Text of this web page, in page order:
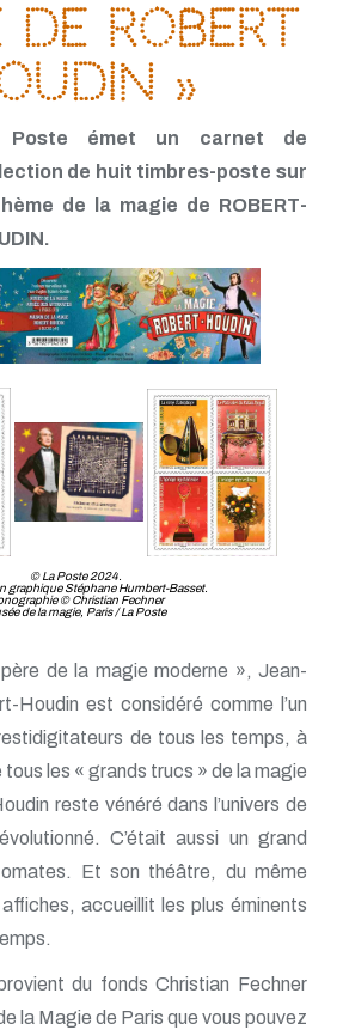
de Robert
»
Poste émet un carnet de
de huit timbres-poste sur
de la magie de ROBERT-
© La Poste 2024.
graphique Stéphane Humbert-Basset.
© Christian Fechner
de la magie, Paris / La Poste
de la magie moderne », Jean-
Houdin est considéré comme l’un
de tous les temps, à
tous les « grands trucs » de la magie
reste vénéré dans l’univers de
C’était aussi un grand
Et son théâtre, du même
accueillit les plus éminents
du fonds Christian Fechner
la Magie de Paris que vous pouvez